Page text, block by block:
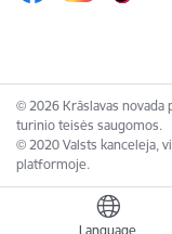
Language
© 2026 Krāslavas novada
turinio teisės saugomos.
© 2020 Valsts kanceleja,
platformoje.